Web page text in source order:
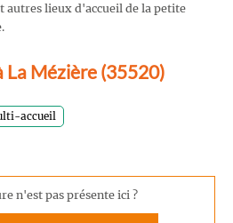
autres lieux d'accueil de la petite
La Mézière (35520)
accueil
n'est pas présente ici ?